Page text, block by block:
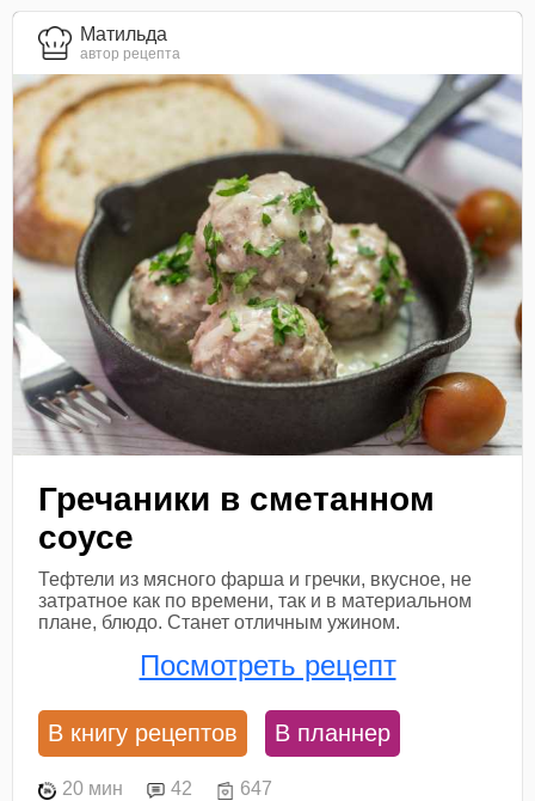
Матильда
автор рецепта
Гречаники в сметанном
соусе
Тефтели из мясного фарша и гречки, вкусное, не
затратное как по времени, так и в материальном
плане, блюдо. Станет отличным ужином.
Посмотреть рецепт
В книгу рецептов В планнер
20 мин 42 647